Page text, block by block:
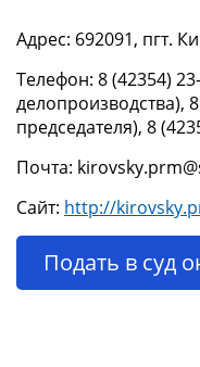
Адрес: 692091, пгт.
Телефон: 8 (42354)
делопроизводства),
председателя), 8
Почта:
Сайт: http://
Подать в суд